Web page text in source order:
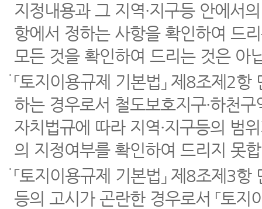
지정내용과 그 지역·지구등 안에서
항에서 정하는 사항을 확인하여 드
모든 것을 확인하여 드리는 것은 아
「토지이용규제 기본법」 제8조제2
하는 경우로서 철도보호지구·하천
자치법규에 따라 지역·지구등의 범
의 지정여부를 확인하여 드리지 못
「토지이용규제 기본법」 제8조제3
등의 고시가 곤란한 경우로서 「토